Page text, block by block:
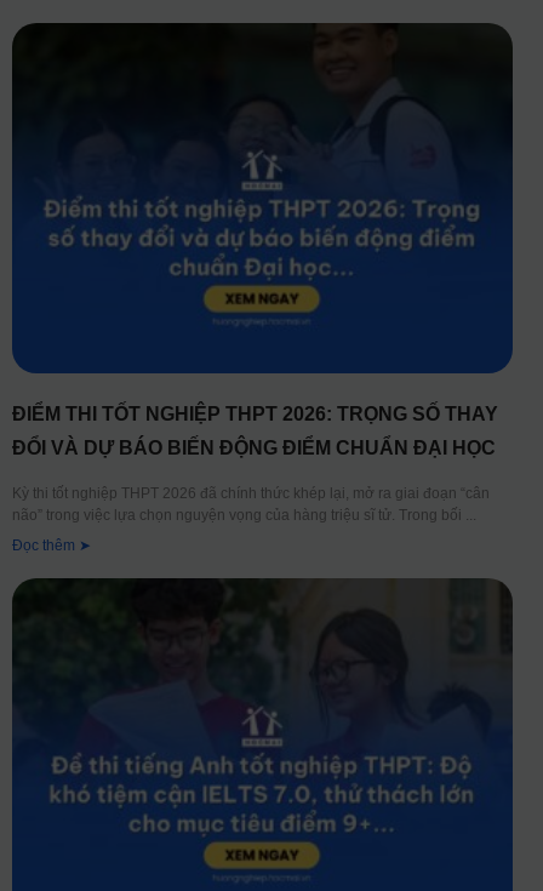
ĐIỂM THI TỐT NGHIỆP THPT 2026: TRỌNG SỐ THAY
ĐỔI VÀ DỰ BÁO BIẾN ĐỘNG ĐIỂM CHUẨN ĐẠI HỌC
Kỳ thi tốt nghiệp THPT 2026 đã chính thức khép lại, mở ra giai đoạn “cân
não” trong việc lựa chọn nguyện vọng của hàng triệu sĩ tử. Trong bối
Đọc thêm ➤